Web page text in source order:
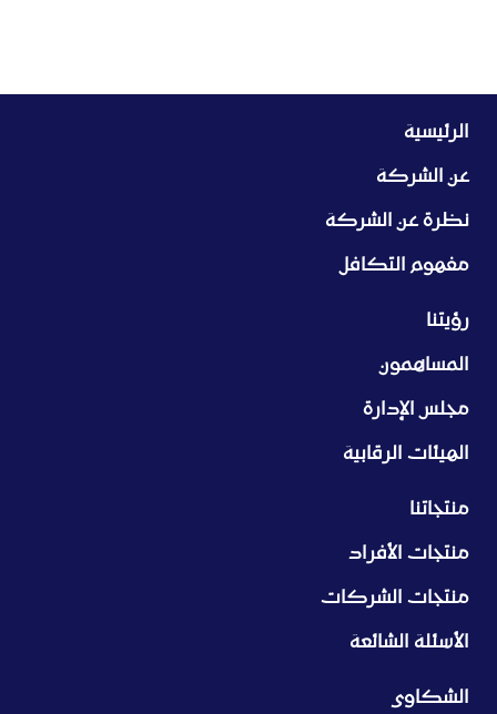
الرئيسية
عن الشركة
نظرة عن الشركة
مفهوم التكافل
رؤيتنا
المساهمون
مجلس الإدارة
الهيئات الرقابية
منتجاتنا
منتجات الأفراد
منتجات الشركات
الأسئلة الشائعة
الشكاوى